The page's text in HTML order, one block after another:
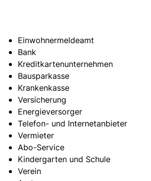
Einwohnermeldeamt
Bank
Kreditkartenunternehmen
Bausparkasse
Krankenkasse
Versicherung
Energieversorger
Telefon- und Internetanbieter
Vermieter
Abo-Service
Kindergarten und Schule
Verein